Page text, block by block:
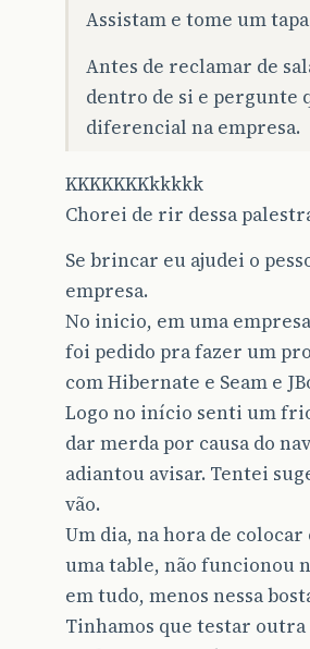
Assistam e tome um
Antes de reclamar de
dentro de si e pergunte
diferencial na empresa.
KKKKKKKkkkkk
Chorei de rir dessa
Se brincar eu ajudei o
empresa.
No inicio, em uma
foi pedido pra fazer um
com Hibernate e Seam e
Logo no início senti um
dar merda por causa do
adiantou avisar. Tentei
vão.
Um dia, na hora de colocar
uma table, não funcionou
em tudo, menos nessa
Tinhamos que testar